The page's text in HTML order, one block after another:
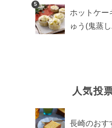
5
ホットケー
ゅう(鬼蒸
人気投
長崎のおす